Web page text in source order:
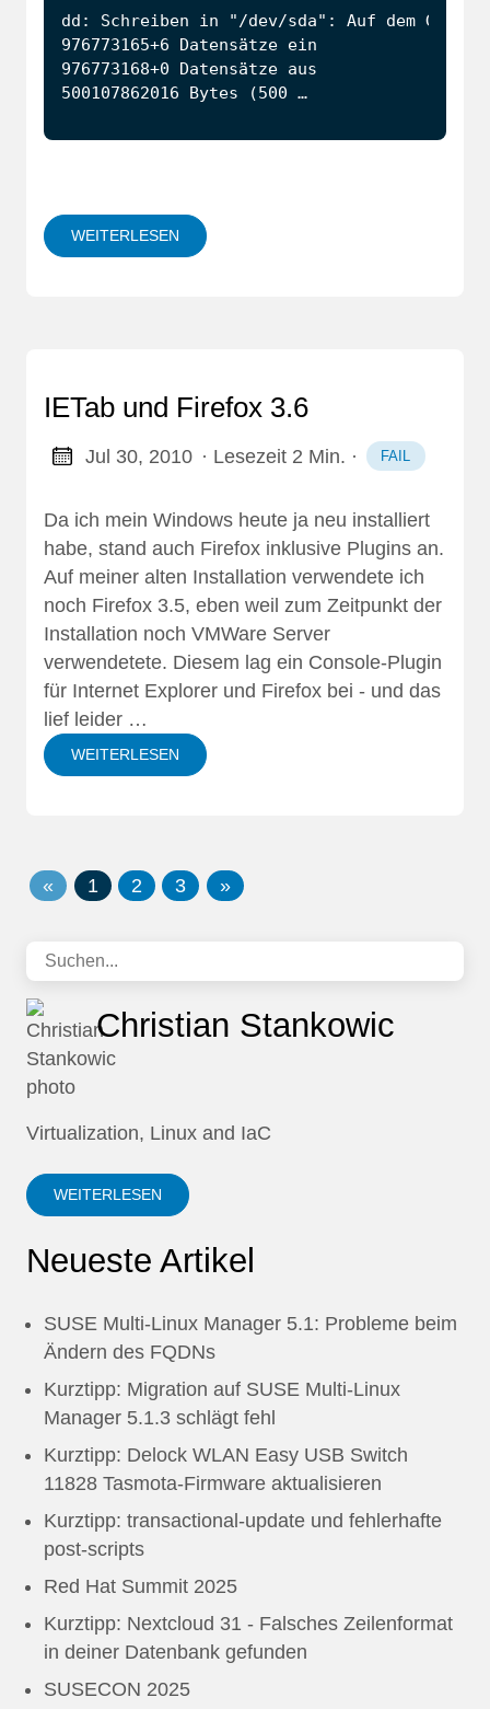
500107862016 Bytes (500 …
WEITERLESEN
IETab und Firefox 3.6
Jul 30, 2010 · Lesezeit 2 Min. · FAIL
Da ich mein Windows heute ja neu installiert
habe, stand auch Firefox inklusive Plugins an.
Auf meiner alten Installation verwendete ich
noch Firefox 3.5, eben weil zum Zeitpunkt der
Installation noch VMWare Server
verwendetete. Diesem lag ein Console-Plugin
für Internet Explorer und Firefox bei - und das
lief leider …
WEITERLESEN
« 1 2 3 »
Christian Stankowic
Virtualization, Linux and IaC
WEITERLESEN
Neueste Artikel
SUSE Multi-Linux Manager 5.1: Probleme beim
Ändern des FQDNs
Kurztipp: Migration auf SUSE Multi-Linux
Manager 5.1.3 schlägt fehl
Kurztipp: Delock WLAN Easy USB Switch
11828 Tasmota-Firmware aktualisieren
Kurztipp: transactional-update und fehlerhafte
post-scripts
Red Hat Summit 2025
Kurztipp: Nextcloud 31 - Falsches Zeilenformat
in deiner Datenbank gefunden
SUSECON 2025